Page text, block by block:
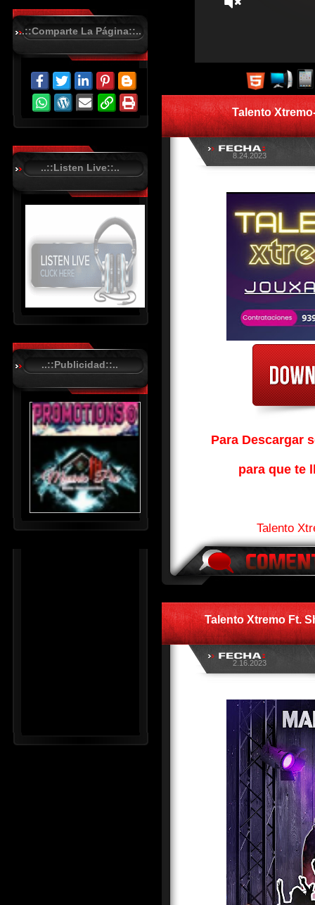
..::Comparte La Página::..
..::Listen Live::..
A
S
..::Publicidad::..
A
T
.
N
Talento
8.24.2023
Para Descargar
para que te
Talento
Talento Xtremo Ft.
2.16.2023